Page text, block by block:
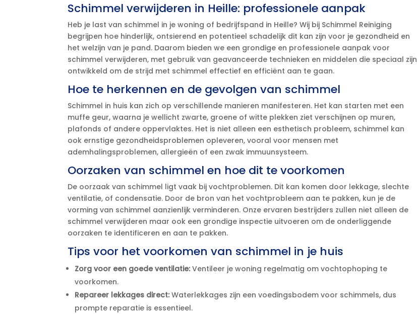
Schimmel verwijderen in Heille: professionele aanpak
Heb je last van schimmel in je woning of bedrijfspand in Heille? Wij bij Schimmel Reiniging
begrijpen hoe hinderlijk, ontsierend en potentieel schadelijk dit kan zijn voor je gezondheid en
het welzijn van je pand.​ Daarom bieden we een grondige en professionele aanpak voor
schimmel verwijderen, met gebruik van geavanceerde technieken en middelen die speciaal zijn
ontwikkeld om de strijd met schimmel effectief en efficiënt aan te gaan.​
Hoe te herkennen en de gevolgen van schimmel
Schimmel in huis kan zich op verschillende manieren manifesteren.​ Het kan starten met een
muffe geur, waarna je wellicht zwarte, groene of witte plekken ziet verschijnen op muren,
plafonds of andere oppervlaktes.​ Het is niet alleen een esthetisch probleem, schimmel kan
ook ernstige gezondheidsproblemen opleveren, vooral voor mensen met
ademhalingsproblemen, allergieën of een zwak immuunsysteem.​
Oorzaken van schimmel en hoe dit te voorkomen
De oorzaak van schimmel ligt vaak bij vochtproblemen.​ Dit kan komen door lekkage, slechte
ventilatie, of condensatie.​ Door de bron van het vochtprobleem aan te pakken, kun je de
vorming van schimmel aanzienlijk verminderen.​ Onze ervaren bestrijders zullen niet alleen de
schimmel verwijderen maar ook een grondige inspectie uitvoeren om de onderliggende
oorzaken te identificeren en aan te pakken.​
Tips voor het voorkomen van schimmel in je huis
Zorg voor een goede ventilatie: Ventileer je woning regelmatig om vochtophoping te
voorkomen.​
Repareer lekkages direct: Waterlekkages zijn een voedingsbodem voor schimmels, dus
prompte reparatie is essentieel.​